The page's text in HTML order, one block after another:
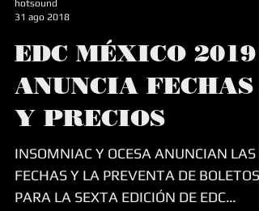
hotsound
31 ago 2018
EDC MÉXICO 2019
ANUNCIA FECHAS
Y PRECIOS